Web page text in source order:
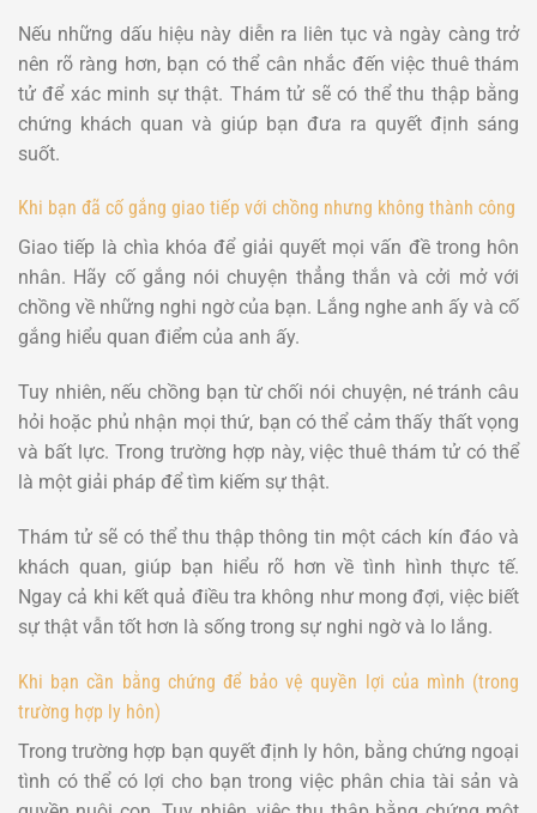
Nếu những dấu hiệu này diễn ra liên tục và ngày càng trở
nên rõ ràng hơn, bạn có thể cân nhắc đến việc thuê thám
tử để xác minh sự thật. Thám tử sẽ có thể thu thập bằng
chứng khách quan và giúp bạn đưa ra quyết định sáng
suốt.
Khi bạn đã cố gắng giao tiếp với chồng nhưng không thành công
Giao tiếp là chìa khóa để giải quyết mọi vấn đề trong hôn
nhân. Hãy cố gắng nói chuyện thẳng thắn và cởi mở với
chồng về những nghi ngờ của bạn. Lắng nghe anh ấy và cố
gắng hiểu quan điểm của anh ấy.
Tuy nhiên, nếu chồng bạn từ chối nói chuyện, né tránh câu
hỏi hoặc phủ nhận mọi thứ, bạn có thể cảm thấy thất vọng
và bất lực. Trong trường hợp này, việc thuê thám tử có thể
là một giải pháp để tìm kiếm sự thật.
Thám tử sẽ có thể thu thập thông tin một cách kín đáo và
khách quan, giúp bạn hiểu rõ hơn về tình hình thực tế.
Ngay cả khi kết quả điều tra không như mong đợi, việc biết
sự thật vẫn tốt hơn là sống trong sự nghi ngờ và lo lắng.
Khi bạn cần bằng chứng để bảo vệ quyền lợi của mình (trong
trường hợp ly hôn)
Trong trường hợp bạn quyết định ly hôn, bằng chứng ngoại
tình có thể có lợi cho bạn trong việc phân chia tài sản và